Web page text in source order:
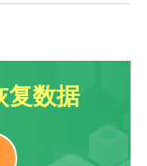
复数据